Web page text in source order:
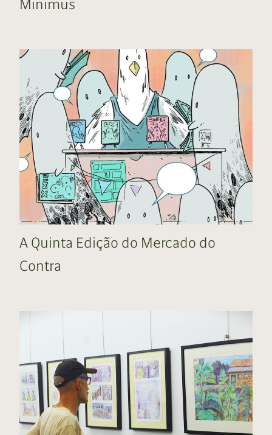
Minimus
A Quinta Edição do Mercado do
Contra